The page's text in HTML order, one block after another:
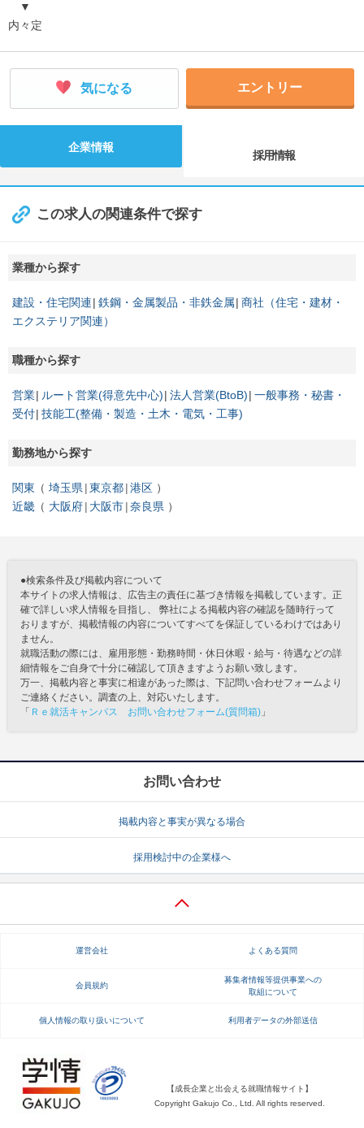
▼
内々定
気になる エントリー
企業情報
採用情報
この求人の関連条件で探す
業種から探す
建設・住宅関連 鉄鋼・金属製品・非鉄金属 商社（住宅・建材・
エクステリア関連）
職種から探す
営業 ルート営業(得意先中心) 法人営業(BtoB) 一般事務・秘書・
受付 技能工(整備・製造・土木・電気・工事)
勤務地から探す
関東 埼玉県 東京都 港区
近畿
大阪府 大阪市 奈良県
●検索条件及び掲載内容について
本サイトの求人情報は、広告主の責任に基づき情報を掲載しています。正
確で詳しい求人情報を目指し、 弊社による掲載内容の確認を随時行って
おりますが、掲載情報の内容についてすべてを保証しているわけではあり
ません。
就職活動の際には、雇用形態・勤務時間・休日休暇・給与・待遇などの詳
細情報をご自身で十分に確認して頂きますようお願い致します。
万一、掲載内容と事実に相違があった際は、下記問い合わせフォームより
ご連絡ください。調査の上、対応いたします。
「 Ｒｅ就活キャンパス お問い合わせフォーム(質問箱) 」
お問い合わせ
掲載内容と事実が異なる場合
採用検討中の企業様へ
運営会社 よくある質問
会員規約
募集者情報等提供事業への
取組について
個人情報の取り扱いについて 利用者データの外部送信
【成長企業と出会える就職情報サイト】
Copyright Gakujo Co., Ltd. All rights reserved.